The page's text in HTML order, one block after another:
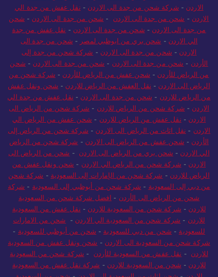
بجدة- نقل عفش من جدة الي الاردن -شحن من جدة الى
الاردن - شركة شحن من جدة الى الاردن - نقل عفش من جدة الي
الاردن-شحن من جدة الى الاردن- شحن من جدة الى الاردن - شحن
من جدة الى الاردن- شحن من جدة الى الاردن -نقل عفش من جدة
الي الاردن - شحن بري من ابوظبي لمصر-شحن من جدة الى
الاردن - شحن من جدة الى الاردن - شركة شحن من جدة إلى
الأردن
-شحن من جدة الى الاردن - شحن من جدة الى الاردن- شحن
من الرياض للأردن -شحن عفش من الرياض للأردن-شركة شحن من
الرياض الى الاردن -نقل العفش من الرياض للاردن -شحن ونقل عفش
من الرياض للاردن - شحن من جدة الى الاردن -نقل عفش من جدة الي
الاردن-شركة شحن من الرياض للاردن -شركة شحن من الرياض الى
الاردن- نقل عفش من الرياض للاردن-شحن عفش من الرياض الي
الاردن - نقل اثاث من الرياض الى الاردن -شركة شحن من الرياض إلى
الأردن -شحن عفش من الرياض الى الاردن-
شركة شحن من الرياض
الي الاردن- شحن بري من الرياض الى الاردن - شحن من الرياض الى
الاردن
-شركة شحن من الرياض الي الاردن -شحن ونقل عفش من
الرياض للاردن-شركة شحن من الإمارات إلى السعودية - شركة شحن
من دبي إلى السعودية - شركة شحن من أبوظبي إلى السعودية- شركة
شحن من الرياض الى الأردن - افضل شركة شحن من السعودية
للاردن - شركة شحن من السعودية للاردن-نقل عفش من السعودية
للاردن-شركة شحن من السعودية الي الاردن -شحن من الامارات
للسعودية -شحن من دبي للسعودية -شحن من أبوظبي للسعودية-
شركة شحن من السعودية الى الاردن -شحن ونقل عفش من السعودية
للاردن- نقل عفش من السعودية للأردن -شركة شحن من السعودية
للاردن-شحن من السعودية للاردن - شركة نقل عفش من السعودية